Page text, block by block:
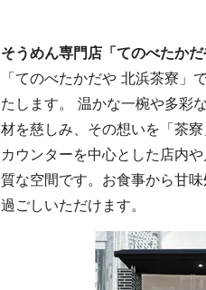
そうめん専門店「てのべたか
「てのべたかだや 北浜茶寮」
たします。 温かな一椀や多彩
材を慈しみ、その想いを「茶
カウンターを中心とした店内
質な空間です。お食事から甘
過ごしいただけます。